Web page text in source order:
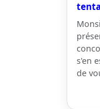
s'en
de